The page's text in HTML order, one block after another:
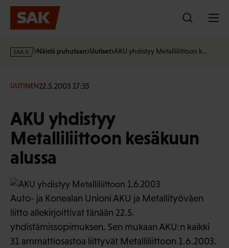
Hyppää
sisältöön
s
·
Näistä puhutaan Uutiset AKU yhdistyy Metalliliittoon k…
UUTINEN22.5.2003 17:35
AKU yhdistyy
Metalliliittoon kesäkuun
alussa
Auto- ja Konealan Unioni AKU ja Metallityöväen
liitto allekirjoittivat tänään 22.5.
yhdistämissopimuksen. Sen mukaan AKU:n kaikki
31 ammattiosastoa liittyvät Metalliliittoon 1.6.2003.